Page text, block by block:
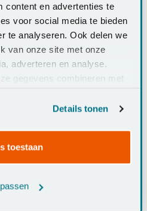
content en advertenties te
voor social media te bieden
te analyseren. Ook delen we
van onze site met onze
adverteren en analyse.
gegevens combineren met
van uw gebruik van hun
Details tonen
toestaan
Reviews